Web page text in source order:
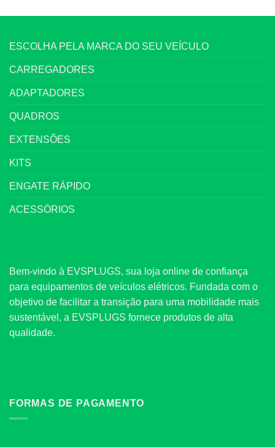
ESCOLHA PELA MARCA DO SEU VEÍCULO
CARREGADORES
ADAPTADORES
QUADROS
EXTENSÕES
KITS
ENGATE RÁPIDO
ACESSÓRIOS
Bem-vindo à EVSPLUGS, sua loja online de confiança
para equipamentos de veículos elétricos. Fundada com o
objetivo de facilitar a transição para uma mobilidade mais
sustentável, a EVSPLUGS fornece produtos de alta
qualidade.
FORMAS DE PAGAMENTO